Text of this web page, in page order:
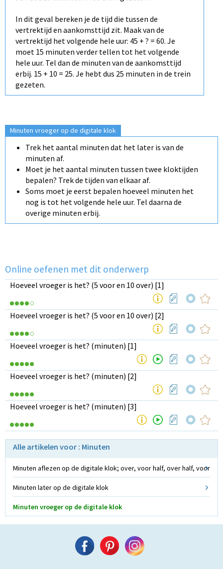
In dit geval bereken je de tijd die tussen de
vertrektijd en aankomsttijd zit. Maak van de
vertrektijd het volgende hele uur: 45 + ? = 60. Je
moet 15 minuten verder tellen tot het volgende
hele uur. Tel dan de minuten van de aankomsttijd
erbij. 15 + 10 = 25. Je hebt dus 25 minuten in de trein
gezeten.
Minuten vroeger op de digitale klok
Trek het aantal minuten dat het later is van de
minuten af.
Moet je het aantal minuten tussen twee kloktijden
bepalen? Trek de tijden van elkaar af.
Soms moet je eerst bepalen hoeveel minuten het
nog is tot het volgende hele uur. Tel daarna de
overige minuten erbij.
Online oefenen met dit onderwerp
Hoeveel vroeger is het? (5 voor en 10 over) [1]
Hoeveel vroeger is het? (5 voor en 10 over) [2]
Hoeveel vroeger is het? (minuten) [1]
Hoeveel vroeger is het? (minuten) [2]
Hoeveel vroeger is het? (minuten) [3]
Alle artikelen voor : Minuten
Minuten aflezen op de digitale klok; over, voor half, over half, voor
Minuten later op de digitale klok
Minuten vroeger op de digitale klok